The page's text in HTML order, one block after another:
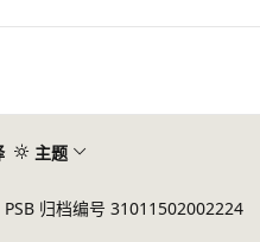
主题
PSB 归档编号 31011502002224